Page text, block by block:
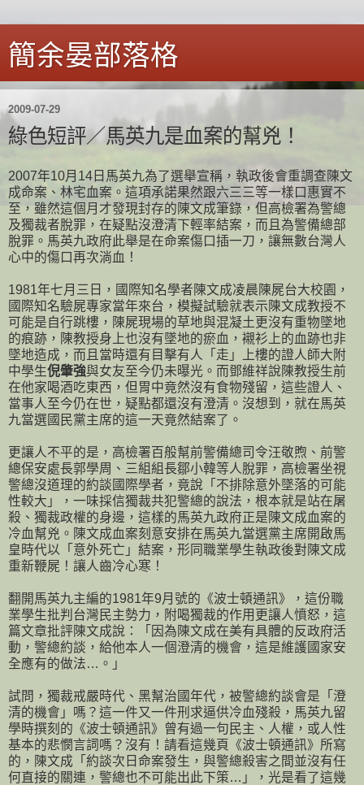
簡余晏部落格
2009-07-29
綠色短評／馬英九是血案的幫兇！
2007年10月14日馬英九為了選舉宣稱，執政後會重調查陳文
成命案、林宅血案。這項承諾果然跟六三三等一樣口惠實不
至，雖然這個月才發現封存的陳文成筆錄，但高檢署為警總
及獨裁者脫罪，在疑點沒澄清下輕率結案，而且為警備總部
脫罪。馬英九政府此舉是在命案傷口插一刀，讓無數台灣人
心中的傷口再次淌血！
1981年七月三日，國際知名學者陳文成凌晨陳屍台大校園，
國際知名驗屍專家當年來台，模擬試驗就表示陳文成教授不
可能是自行跳樓，陳屍現場的草地與混凝土更沒有重物墜地
的痕跡，陳教授身上也沒有墜地的瘀血，襯衫上的血跡也非
墜地造成，而且當時還有目擊有人「走」上樓的證人師大附
中學生倪肇強與女友至今仍未曝光。而鄧維祥說陳教授生前
在他家喝酒吃東西，但胃中竟然沒有食物殘留，這些證人、
當事人至今仍在世，疑點都還沒有澄清。沒想到，就在馬英
九當選國民黨主席的這一天竟然結案了。
更讓人不平的是，高檢署百般幫前警備總司令汪敬煦、前警
總保安處長郭學周、三組組長鄒小韓等人脫罪，高檢署坐視
警總沒道理的約談國際學者，竟說「不排除意外墜落的可能
性較大」，一味採信獨裁共犯警總的說法，根本就是站在屠
殺、獨裁政權的身邊，這樣的馬英九政府正是陳文成血案的
冷血幫兇。陳文成血案刻意安排在馬英九當選黨主席開啟馬
皇時代以「意外死亡」結案，形同職業學生執政後對陳文成
重新鞭屍！讓人齒冷心寒！
翻開馬英九主編的1981年9月號的《波士頓通訊》，這份職
業學生批判台灣民主勢力，附喝獨裁的作用更讓人憤怒，這
篇文章批評陳文成說：「因為陳文成在美有具體的反政府活
動，警總約談，給他本人一個澄清的機會，這是維護國家安
全應有的做法…。」
試問，獨裁戒嚴時代、黑幫治國年代，被警總約談會是「澄
清的機會」嗎？這一件又一件刑求逼供冷血殘殺，馬英九留
學時撰刻的《波士頓通訊》曾有過一句民主、人權，或人性
基本的悲憫言詞嗎？沒有！請看這幾頁《波士頓通訊》所寫
的，陳文成「約談次日命案發生，與警總殺害之間並沒有任
何直接的關連，警總也不可能出此下策…」，光是看了這幾